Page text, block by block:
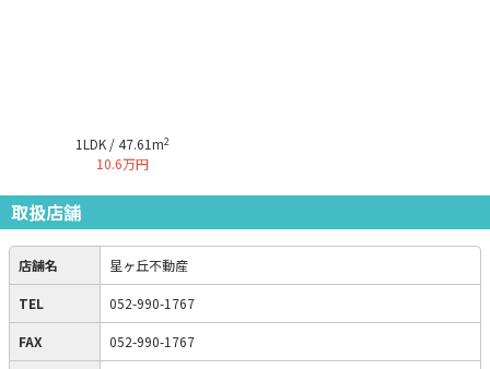
1LDK / 47.61m2
10.6万円
取扱店舗
店舗名 星ヶ丘不動産
TEL 052-990-1767
FAX 052-990-1767